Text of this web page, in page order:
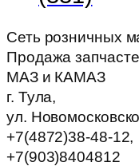
Сеть розничных
Продажа
МАЗ и КАМАЗ
г. Тула,
ул.
+7(4872)38-48-12,
+7(903)8404812